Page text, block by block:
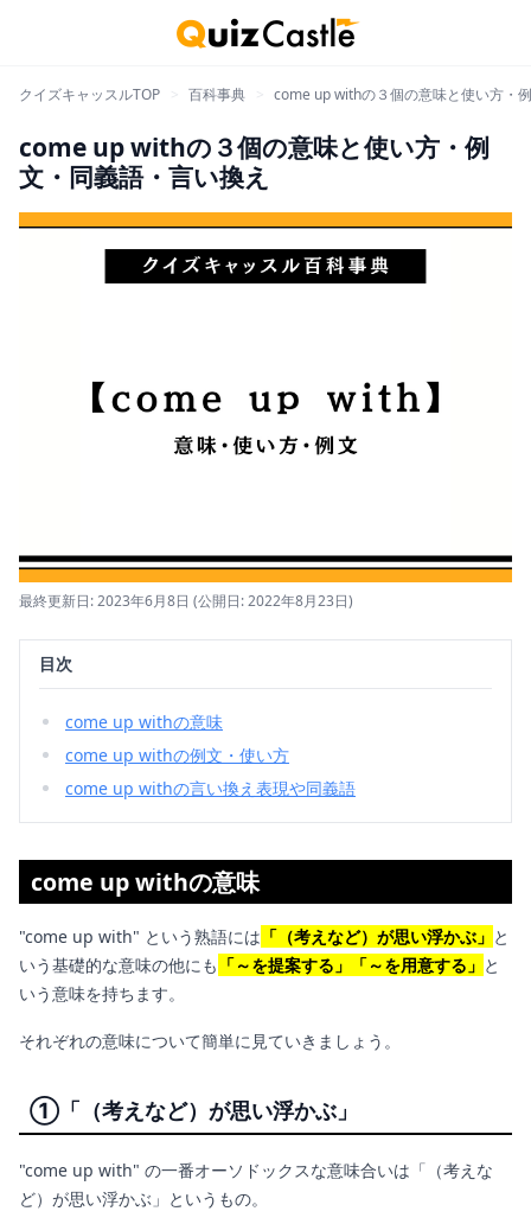
クイズキャッスルTOP 百科事典 come up withの３個の意味と使い方・
come up withの３個の意味と使い方・例
文・同義語・言い換え
最終更新日: 2023年6月8日 (公開日: 2022年8月23日)
目次
come up withの意味
come up withの例文・使い方
come up withの言い換え表現や同義語
come up withの意味
"come up with" という熟語には 「（考えなど）が思い浮かぶ」 と
いう基礎的な意味の他にも 「～を提案する」「～を用意する」 と
いう意味を持ちます。
それぞれの意味について簡単に見ていきましょう。
①「（考えなど）が思い浮かぶ」
"come up with" の一番オーソドックスな意味合いは「（考えな
ど）が思い浮かぶ」というもの。